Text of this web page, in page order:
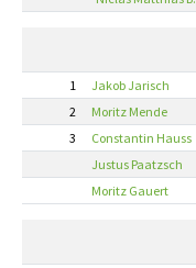
1 Jakob Jarisch
2
Moritz Mende
3
Constantin Hauss
Justus Paatzsch
Moritz Gauert